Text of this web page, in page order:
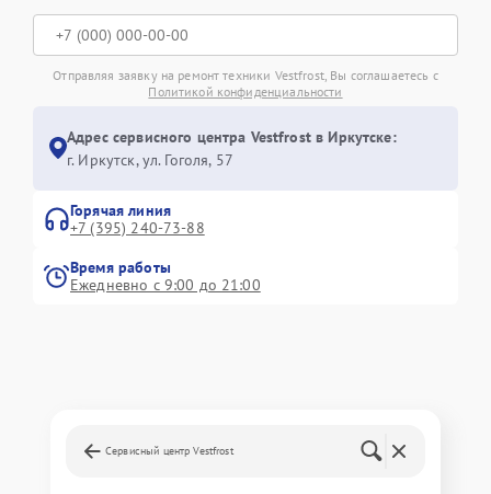
Отправляя заявку на ремонт техники Vestfrost, Вы соглашаетесь с
Политикой конфиденциальности
Адрес сервисного центра Vestfrost в Иркутске:
г. Иркутск, ул. ​Гоголя, 57
Горячая линия
+7 (395) 240-73-88
Время работы
Ежедневно с 9:00 до 21:00
Сервисный центр Vestfrost